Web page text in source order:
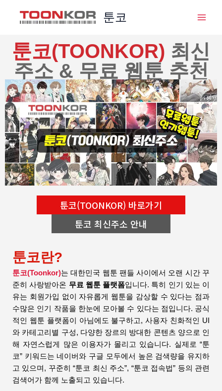
기
툰코
툰코(TOONKOR) 최신
주소 & 무료 웹툰 추천
툰코(TOONKOR) 바로가기
툰코 최신주소 안내
툰코란?
툰코(Toonkor)는 대한민국 웹툰 팬들 사이에서 오랜 시간 꾸
준히 사랑받아온 무료 웹툰 플랫폼입니다. 특히 인기 있는 이
유는 회원가입 없이 자유롭게 웹툰을 감상할 수 있다는 점과
수많은 인기 작품을 한눈에 모아볼 수 있다는 점입니다. 공식
적인 웹툰 플랫폼이 아님에도 불구하고, 사용자 친화적인 UI
와 카테고리별 구성, 다양한 장르의 방대한 콘텐츠 양으로 인
해 자연스럽게 많은 이용자가 몰리고 있습니다. 실제로 “툰
코” 키워드는 네이버와 구글 모두에서 높은 검색량을 유지하
고 있으며, 꾸준히 “툰코 최신 주소”, “툰코 접속법” 등의 관련
검색어가 함께 노출되고 있습니다.